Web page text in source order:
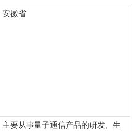
安徽省
主要从事量子通信产品的研发、生